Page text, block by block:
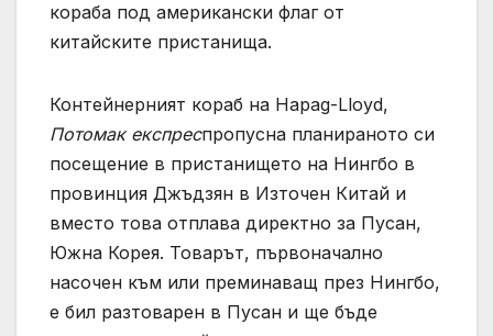
кораба под американски флаг от
китайските пристанища.
Контейнерният кораб на Hapag-Lloyd,
Потомак експреспропусна планираното си
посещение в пристанището на Нингбо в
провинция Джъдзян в Източен Китай и
вместо това отплава директно за Пусан,
Южна Корея. Товарът, първоначално
насочен към или преминаващ през Нингбо,
е бил разтоварен в Пусан и ще бъде